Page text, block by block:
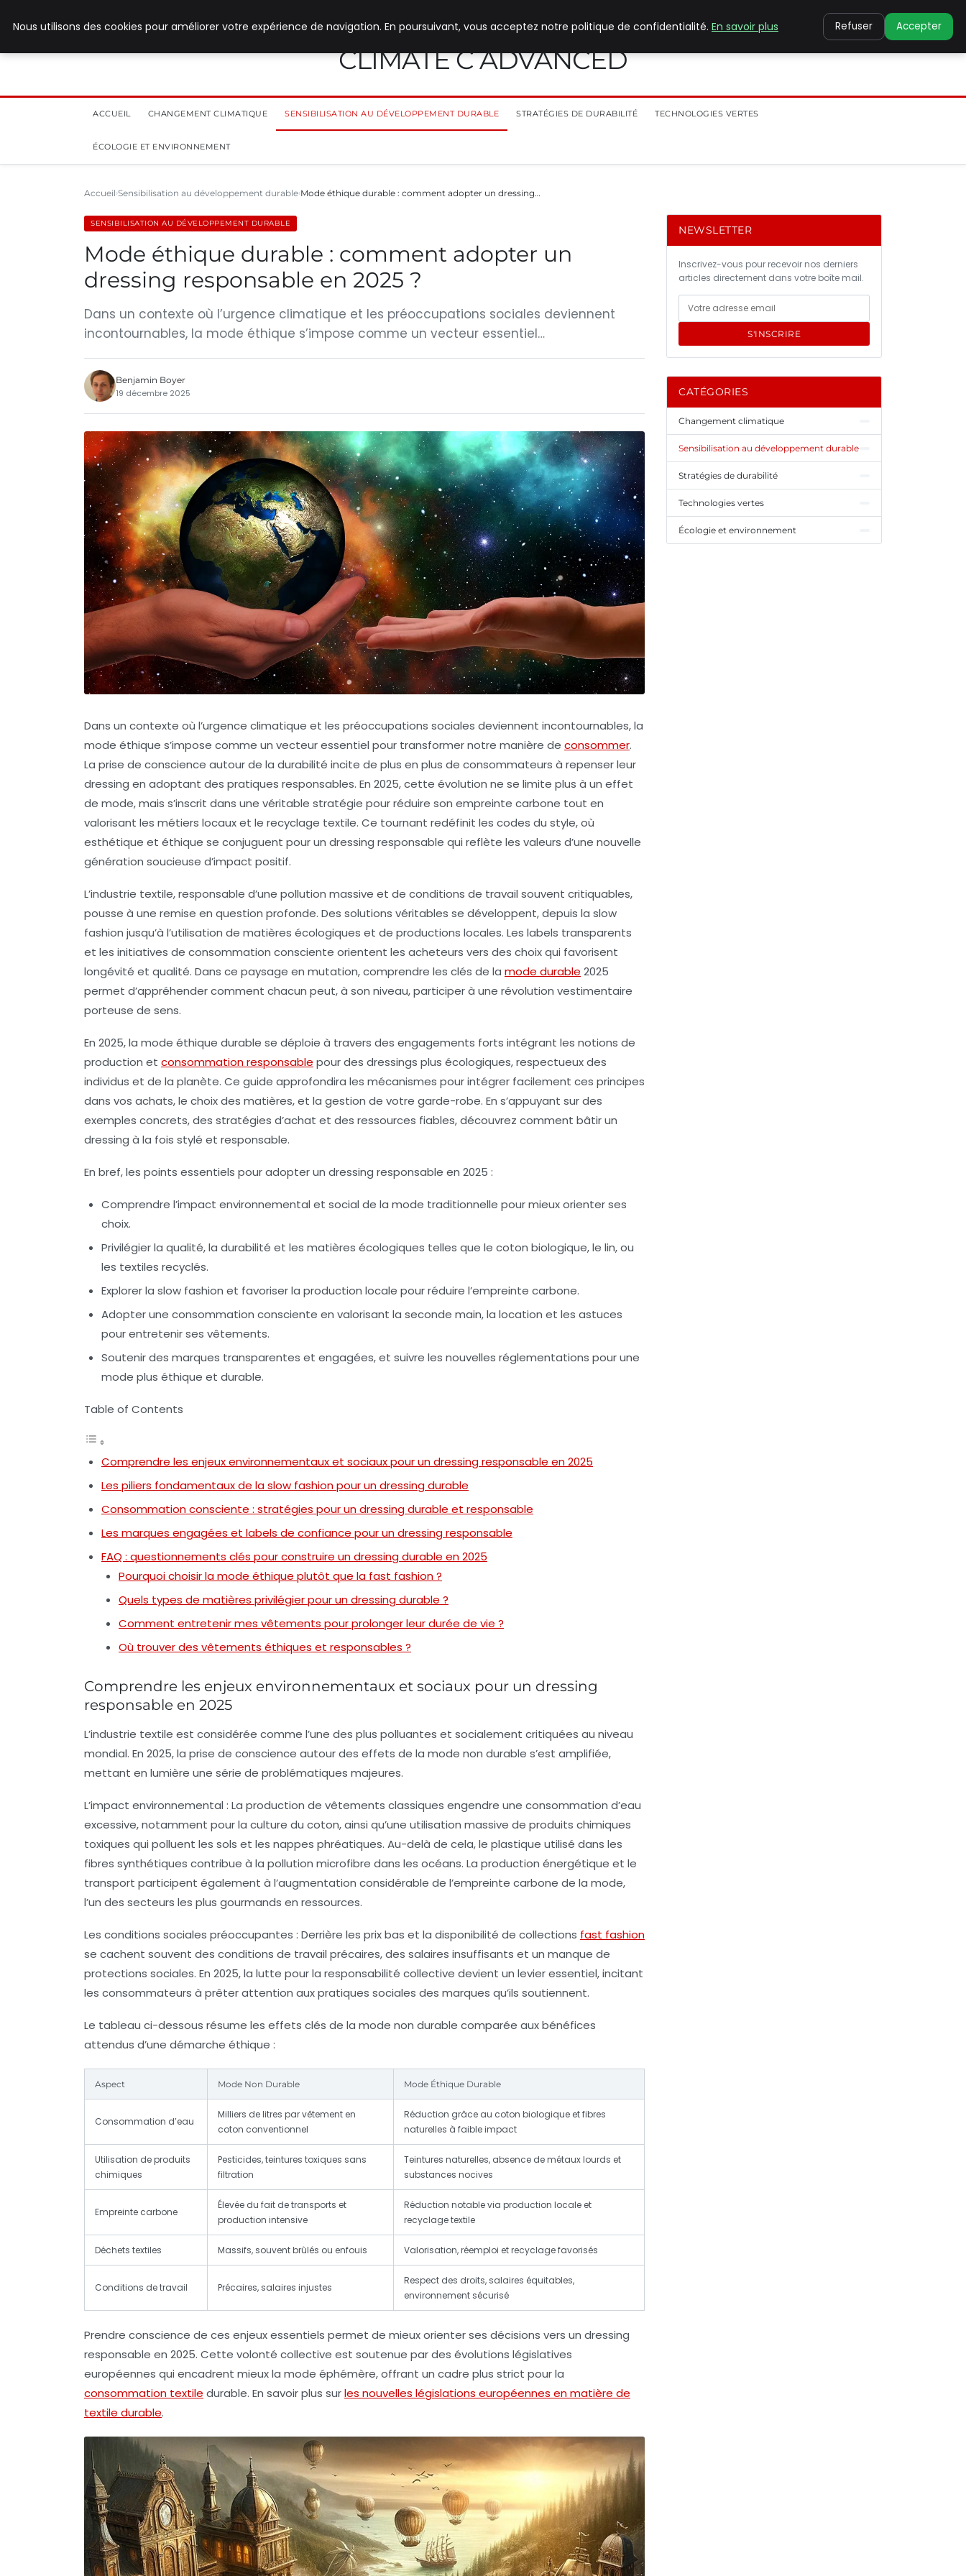
CLIMATE C ADVANCED
ACCUEIL CHANGEMENT CLIMATIQUE SENSIBILISATION AU DÉVELOPPEMENT DURABLE STRATÉGIES DE DURABILITÉ TECHNOLOGIES VERTES
ÉCOLOGIE ET ENVIRONNEMENT
Accueil Sensibilisation au développement durable Mode éthique durable : comment adopter un dressing…
SENSIBILISATION AU DÉVELOPPEMENT DURABLE
Mode éthique durable : comment adopter un
dressing responsable en 2025 ?
Dans un contexte où l’urgence climatique et les préoccupations sociales deviennent
incontournables, la mode éthique s’impose comme un vecteur essentiel…
Benjamin Boyer
19 décembre 2025
Dans un contexte où l’urgence climatique et les préoccupations sociales deviennent incontournables, la
mode éthique s’impose comme un vecteur essentiel pour transformer notre manière de consommer.
La prise de conscience autour de la durabilité incite de plus en plus de consommateurs à repenser leur
dressing en adoptant des pratiques responsables. En 2025, cette évolution ne se limite plus à un effet
de mode, mais s’inscrit dans une véritable stratégie pour réduire son empreinte carbone tout en
valorisant les métiers locaux et le recyclage textile. Ce tournant redéfinit les codes du style, où
esthétique et éthique se conjuguent pour un dressing responsable qui reflète les valeurs d’une nouvelle
génération soucieuse d’impact positif.
L’industrie textile, responsable d’une pollution massive et de conditions de travail souvent critiquables,
pousse à une remise en question profonde. Des solutions véritables se développent, depuis la slow
fashion jusqu’à l’utilisation de matières écologiques et de productions locales. Les labels transparents
et les initiatives de consommation consciente orientent les acheteurs vers des choix qui favorisent
longévité et qualité. Dans ce paysage en mutation, comprendre les clés de la mode durable 2025
permet d’appréhender comment chacun peut, à son niveau, participer à une révolution vestimentaire
porteuse de sens.
En 2025, la mode éthique durable se déploie à travers des engagements forts intégrant les notions de
production et consommation responsable pour des dressings plus écologiques, respectueux des
individus et de la planète. Ce guide approfondira les mécanismes pour intégrer facilement ces principes
dans vos achats, le choix des matières, et la gestion de votre garde-robe. En s’appuyant sur des
exemples concrets, des stratégies d’achat et des ressources fiables, découvrez comment bâtir un
dressing à la fois stylé et responsable.
En bref, les points essentiels pour adopter un dressing responsable en 2025 :
Comprendre l’impact environnemental et social de la mode traditionnelle pour mieux orienter ses
choix.
Privilégier la qualité, la durabilité et les matières écologiques telles que le coton biologique, le lin, ou
les textiles recyclés.
Explorer la slow fashion et favoriser la production locale pour réduire l’empreinte carbone.
Adopter une consommation consciente en valorisant la seconde main, la location et les astuces
pour entretenir ses vêtements.
Soutenir des marques transparentes et engagées, et suivre les nouvelles réglementations pour une
mode plus éthique et durable.
Table of Contents
Comprendre les enjeux environnementaux et sociaux pour un dressing responsable en 2025
Les piliers fondamentaux de la slow fashion pour un dressing durable
Consommation consciente : stratégies pour un dressing durable et responsable
Les marques engagées et labels de confiance pour un dressing responsable
FAQ : questionnements clés pour construire un dressing durable en 2025
Pourquoi choisir la mode éthique plutôt que la fast fashion ?
Quels types de matières privilégier pour un dressing durable ?
Comment entretenir mes vêtements pour prolonger leur durée de vie ?
Où trouver des vêtements éthiques et responsables ?
Comprendre les enjeux environnementaux et sociaux pour un dressing
responsable en 2025
L’industrie textile est considérée comme l’une des plus polluantes et socialement critiquées au niveau
mondial. En 2025, la prise de conscience autour des effets de la mode non durable s’est amplifiée,
mettant en lumière une série de problématiques majeures.
L’impact environnemental : La production de vêtements classiques engendre une consommation d’eau
excessive, notamment pour la culture du coton, ainsi qu’une utilisation massive de produits chimiques
toxiques qui polluent les sols et les nappes phréatiques. Au-delà de cela, le plastique utilisé dans les
fibres synthétiques contribue à la pollution microfibre dans les océans. La production énergétique et le
transport participent également à l’augmentation considérable de l’empreinte carbone de la mode,
l’un des secteurs les plus gourmands en ressources.
Les conditions sociales préoccupantes : Derrière les prix bas et la disponibilité de collections fast fashion
se cachent souvent des conditions de travail précaires, des salaires insuffisants et un manque de
protections sociales. En 2025, la lutte pour la responsabilité collective devient un levier essentiel, incitant
les consommateurs à prêter attention aux pratiques sociales des marques qu’ils soutiennent.
Le tableau ci-dessous résume les effets clés de la mode non durable comparée aux bénéfices
attendus d’une démarche éthique :
Aspect Mode Non Durable Mode Éthique Durable
Consommation d’eau
Milliers de litres par vêtement en
coton conventionnel
Réduction grâce au coton biologique et fibres
naturelles à faible impact
Utilisation de produits
chimiques
Pesticides, teintures toxiques sans
filtration
Teintures naturelles, absence de métaux lourds et
substances nocives
Empreinte carbone
Élevée du fait de transports et
production intensive
Réduction notable via production locale et
recyclage textile
Déchets textiles Massifs, souvent brûlés ou enfouis Valorisation, réemploi et recyclage favorisés
Conditions de travail Précaires, salaires injustes
Respect des droits, salaires équitables,
environnement sécurisé
Prendre conscience de ces enjeux essentiels permet de mieux orienter ses décisions vers un dressing
responsable en 2025. Cette volonté collective est soutenue par des évolutions législatives
européennes qui encadrent mieux la mode éphémère, offrant un cadre plus strict pour la
consommation textile durable. En savoir plus surles nouvelles législations européennes en matière de
textile durable.
NEWSLETTER
Inscrivez-vous pour recevoir nos derniers
articles directement dans votre boîte mail.
S'INSCRIRE
CATÉGORIES
Changement climatique
Sensibilisation au développement durable
Stratégies de durabilité
Technologies vertes
Écologie et environnement
Nous utilisons des cookies pour améliorer votre expérience de navigation. En poursuivant, vous acceptez notre politique de confidentialité. En savoir plus Refuser Accepter